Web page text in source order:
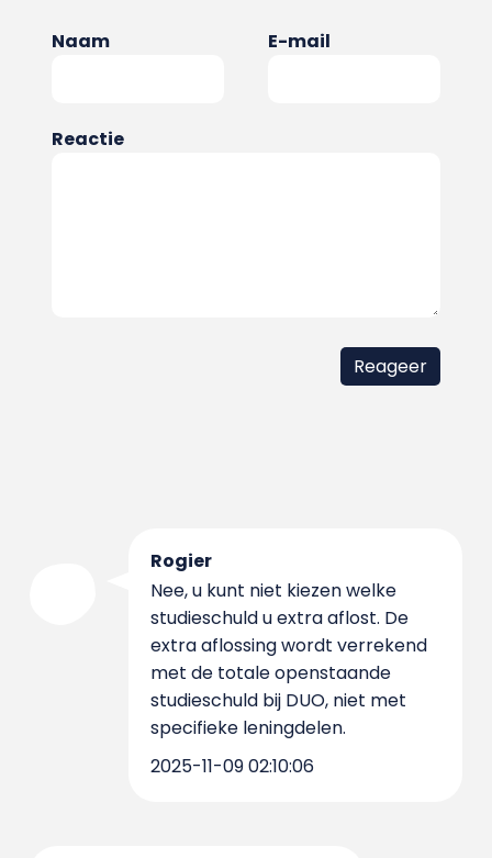
Naam E-mail
Reactie
Rogier
Nee, u kunt niet kiezen welke
studieschuld u extra aflost. De
extra aflossing wordt verrekend
met de totale openstaande
studieschuld bij DUO, niet met
specifieke leningdelen.
2025-11-09 02:10:06